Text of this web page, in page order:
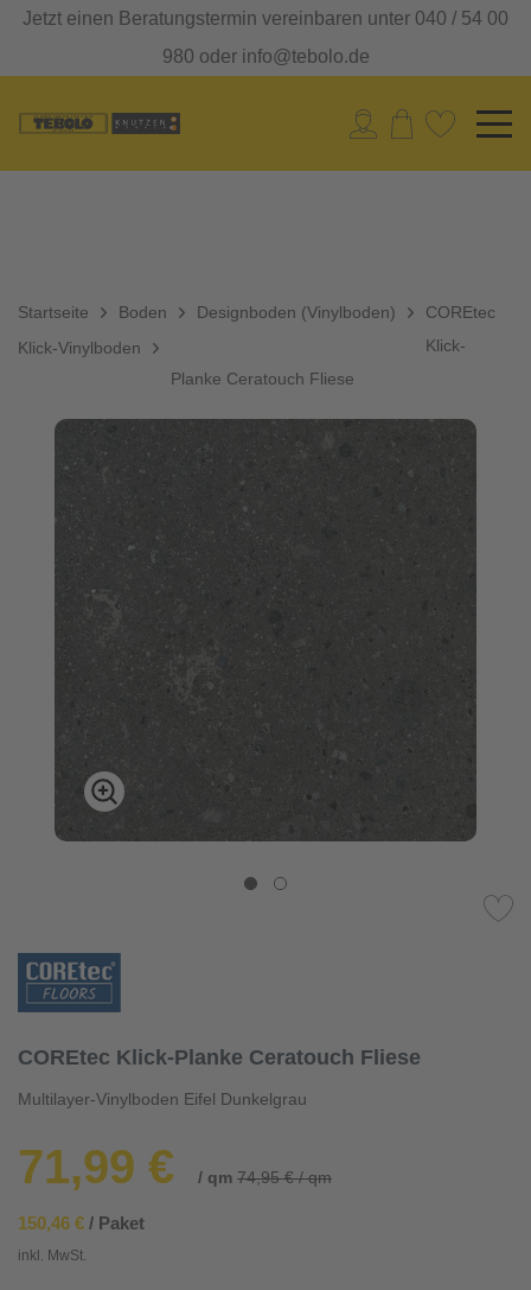
Jetzt einen Beratungstermin vereinbaren unter 040 / 54 00
980 oder info@tebolo.de
Startseite Boden
Designboden (Vinylboden)
Klick-Vinylboden
COREtec
Klick-
Planke Ceratouch Fliese
COREtec Klick-Planke Ceratouch Fliese
Multilayer-Vinylboden Eifel Dunkelgrau
71,99 € / qm 74,95 € / qm
150,46 € / Paket
inkl. MwSt.